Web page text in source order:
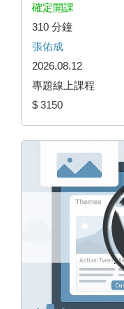
確定開課
310 分鐘
張佑成
2026.08.12
專題線上課程
$ 3150